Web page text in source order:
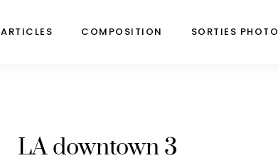
ARTICLES COMPOSITION SORTIES PHOTO
LA downtown 3